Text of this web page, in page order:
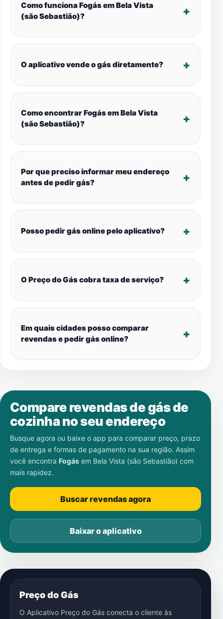
Como funciona Fogás em Bela Vista
(são Sebastião)?
O aplicativo vende o gás diretamente?
Como encontrar Fogás em Bela Vista
(são Sebastião)?
Por que preciso informar meu endereço
antes de pedir gás?
Posso pedir gás online pelo aplicativo?
O Preço do Gás cobra taxa de serviço?
Em quais cidades posso comparar
revendas e pedir gás online?
Compare revendas de gás de
cozinha no seu endereço
Busque agora ou baixe o app para comparar preço, prazo
de entrega e formas de pagamento na sua região. Assim
você encontra Fogás em Bela Vista (são Sebastião) com
mais rapidez.
Buscar revendas agora
Baixar o aplicativo
Preço do Gás
O Aplicativo Preço do Gás conecta o cliente às